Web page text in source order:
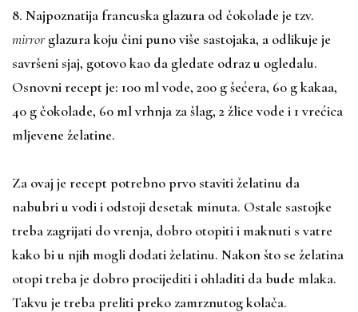
8. Najpoznatija francuska glazura od čokolade je tzv.
mirror glazura koju čini puno više sastojaka, a odlikuje je
savršeni sjaj, gotovo kao da gledate odraz u ogledalu.
Osnovni recept je: 100 ml vode, 200 g šećera, 60 g kakaa,
40 g čokolade, 60 ml vrhnja za šlag, 2 žlice vode i 1 vrećica
mljevene želatine.
Za ovaj je recept potrebno prvo staviti želatinu da
nabubri u vodi i odstoji desetak minuta. Ostale sastojke
treba zagrijati do vrenja, dobro otopiti i maknuti s vatre
kako bi u njih mogli dodati želatinu. Nakon što se želatina
otopi treba je dobro procijediti i ohladiti da bude mlaka.
Takvu je treba preliti preko zamrznutog kolača.